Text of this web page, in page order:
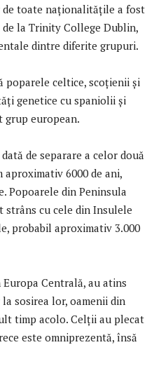
toate naționalitățile a fost
la Trinity College Dublin,
dintre diferite grupuri.
poparele celtice, scoțienii și
genetice cu spaniolii și
grup european.
de separare a celor două
aproximativ 6000 de ani,
Popoarele din Peninsula
strâns cu cele din Insulele
probabil aproximativ 3.000
Centrală, au atins
sosirea lor, oamenii din
timp acolo. Celţii au plecat
este omniprezentă, însă